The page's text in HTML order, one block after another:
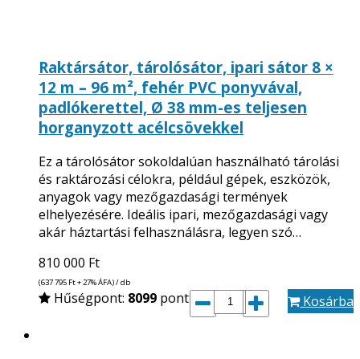
Raktársátor, tárolósátor, ipari sátor 8 ×
12 m – 96 m², fehér PVC ponyvával,
padlókerettel, Ø 38 mm-es teljesen
horganyzott acélcsövekkel
Ez a tárolósátor sokoldalúan használható tárolási
és raktározási célokra, például gépek, eszközök,
anyagok vagy mezőgazdasági termények
elhelyezésére. Ideális ipari, mezőgazdasági vagy
akár háztartási felhasználásra, legyen szó…
810 000 Ft
(637 795 Ft+ 27% ÁFA) / db
Hűségpont: 8099 pont Kosárba